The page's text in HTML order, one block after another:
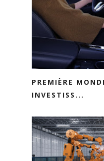
PREMIÈRE
INVESTISS...